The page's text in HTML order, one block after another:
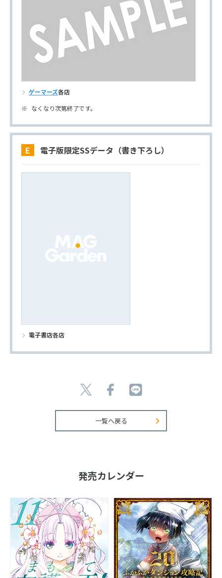
ゲーマーズ各店
なくなり次第終了です。
E 電子版限定SSデータ（書き下ろし）
電子書店各店
一覧へ戻る
発売カレンダー